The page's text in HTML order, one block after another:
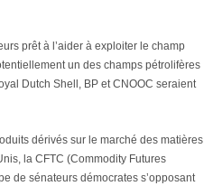
prêt à l’aider à exploiter le champ
un des champs pétrolifères
Dutch Shell, BP et CNOOC seraient
dérivés sur le marché des matières
la CFTC (Commodity Futures
de sénateurs démocrates s’opposant